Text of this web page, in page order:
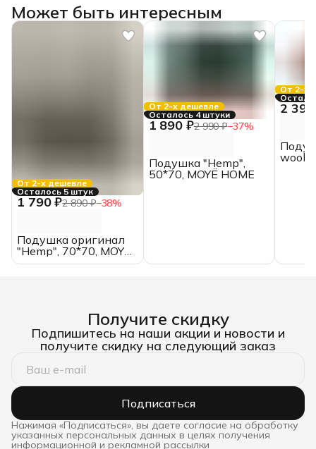
Может быть интересным
От 2-х дешевле
Осталось 5 штук
1 790 ₽2 890 ₽−38%
Подушка оригинал
"Hemp", 70*70, MOYЁ
original
От 2-х дешевле
Осталось 4 штуки
1 890 ₽2 990 ₽−37%
Подушка "Hemp",
50*70, MOYЁ HOME
От 2-х
2
wool",
Получите скидку
Подпишитесь на наши акции и новости и
получите скидку на следующий заказ
Подписаться
Нажимая «Подписаться», вы даете согласие на обработку
указанных персональных данных в целях получения
информационной и рекламной рассылки